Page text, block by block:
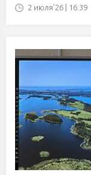
2 июля'26 | 16:39